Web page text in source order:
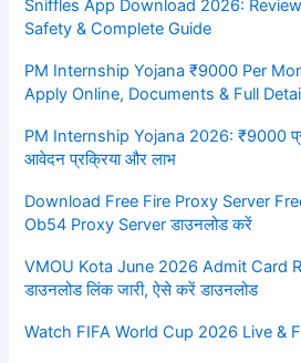
Sniffles App Download 2026:
Safety & Complete Guide
PM Internship Yojana ₹9000 Per
Apply Online, Documents & Full
PM Internship Yojana 2026: ₹9000
आवेदन प्रक्रिया और लाभ
Download Free Fire Proxy Server
Ob54 Proxy Server डाउनलोड करें
VMOU Kota June 2026 Admit Card
डाउनलोड लिंक जारी, ऐसे करें डाउनलोड
Watch FIFA World Cup 2026 Live &